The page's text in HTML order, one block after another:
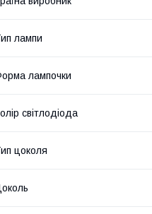
лампи
лампочки
світлодіода
цоколя